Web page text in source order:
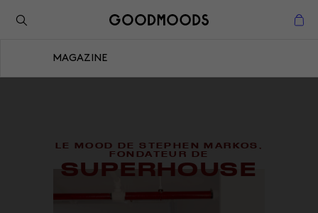
MAGAZINE
LE MOOD DE STEPHEN MARKOS,
FONDATEUR DE
SUPERHOUSE
Retour à l'inspiration